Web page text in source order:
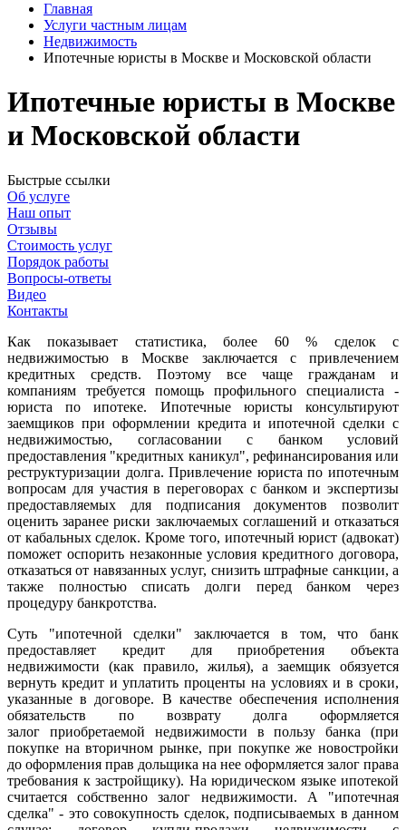
Главная
Услуги частным лицам
Недвижимость
Ипотечные юристы в Москве и Московской области
Ипотечные юристы в Москве
и Московской области
Быстрые ссылки
Об услуге
Наш опыт
Отзывы
Стоимость услуг
Порядок работы
Вопросы-ответы
Видео
Контакты
Как показывает статистика, более 60 % сделок с
недвижимостью в Москве заключается с привлечением
кредитных средств. Поэтому все чаще гражданам и
компаниям требуется помощь профильного специалиста -
юриста по ипотеке. Ипотечные юристы консультируют
заемщиков при оформлении кредита и ипотечной сделки с
недвижимостью, согласовании с банком условий
предоставления "кредитных каникул", рефинансирования или
реструктуризации долга. Привлечение юриста по ипотечным
вопросам для участия в переговорах с банком и экспертизы
предоставляемых для подписания документов позволит
оценить заранее риски заключаемых соглашений и отказаться
от кабальных сделок. Кроме того, ипотечный юрист (адвокат)
поможет оспорить незаконные условия кредитного договора,
отказаться от навязанных услуг, снизить штрафные санкции, а
также полностью списать долги перед банком через
процедуру банкротства.
Суть "ипотечной сделки" заключается в том, что банк
предоставляет кредит для приобретения объекта
недвижимости (как правило, жилья), а заемщик обязуется
вернуть кредит и уплатить проценты на условиях и в сроки,
указанные в договоре. В качестве обеспечения исполнения
обязательств по возврату долга оформляется
залог приобретаемой недвижимости в пользу банка (при
покупке на вторичном рынке, при покупке же новостройки
до оформления прав дольщика на нее оформляется залог права
требования к застройщику). На юридическом языке ипотекой
считается собственно залог недвижимости. А "ипотечная
сделка" - это совокупность сделок, подписываемых в данном